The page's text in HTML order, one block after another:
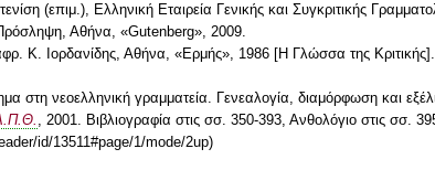
(επιμ.), Ελληνική Εταιρεία Γενικής και Συγκριτικής
Αθήνα, «Gutenberg», 2009.
Κ. Ιορδανίδης, Αθήνα, «Ερμής», 1986 [Η Γλώσσα της Κριτικής].
στη νεοελληνική γραμματεία. Γενεαλογία, διαμόρφωση και
, 2001. Βιβλιογραφία στις σσ. 350-393, Ανθολόγιο στις σσ.
id/13511#page/1/mode/2up)